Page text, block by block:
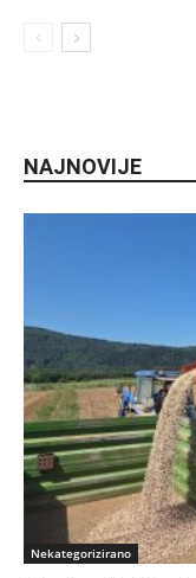
NAJNOVIJE
Nekategorizirano